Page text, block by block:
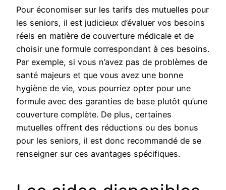
Pour économiser sur les tarifs des mutuelles pour
les seniors, il est judicieux d’évaluer vos besoins
réels en matière de couverture médicale et de
choisir une formule correspondant à ces besoins.
Par exemple, si vous n’avez pas de problèmes de
santé majeurs et que vous avez une bonne
hygiène de vie, vous pourriez opter pour une
formule avec des garanties de base plutôt qu’une
couverture complète. De plus, certaines
mutuelles offrent des réductions ou des bonus
pour les seniors, il est donc recommandé de se
renseigner sur ces avantages spécifiques.